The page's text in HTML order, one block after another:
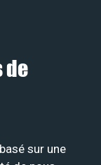
de
sur une